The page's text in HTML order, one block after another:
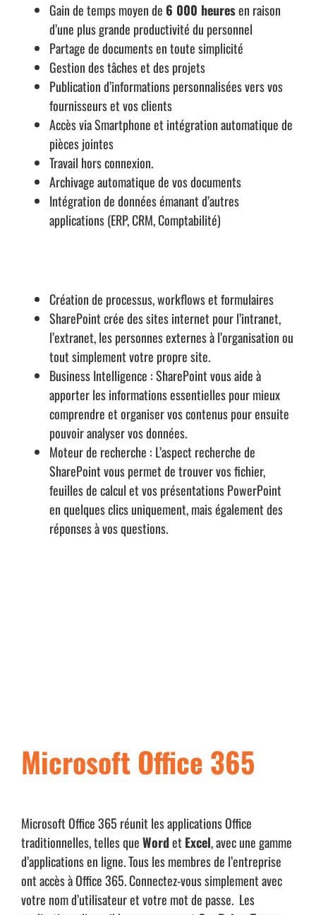
Gain de temps moyen de 6 000 heuresen raison
d’une plus grande productivité du personnel
Partage de documents en toute simplicité
Gestion des tâches et des projets
Publication d’informations personnalisées vers vos
fournisseurs et vos clients
Accès via Smartphone et intégration automatique de
pièces jointes
Travail hors connexion.
Archivage automatique de vos documents
Intégration de données émanant d’autres
applications (ERP, CRM, Comptabilité)
Création de processus, workflows et formulaires
SharePoint crée des sites internet pour l’intranet,
l’extranet, les personnes externes à l’organisation ou
tout simplement votre propre site.
Business Intelligence :SharePoint vous aide à
apporter les informations essentielles pour mieux
comprendre et organiser vos contenus pour ensuite
pouvoir analyser vos données.
Moteur de recherche : L’aspect recherche de
SharePoint vous permet de trouver vos fichier,
feuilles de calcul et vos présentations PowerPoint
en quelques clics uniquement, mais également des
réponses à vos questions.
Microsoft Office 365
Microsoft Office 365 réunit les applications Office
traditionnelles, telles queWordet Excel, avec une gamme
d’applications en ligne.Tous les membres de l’entreprise
ont accès à Office 365. Connectez-vous simplement avec
votre nom d’utilisateur et votre mot de passe. Les